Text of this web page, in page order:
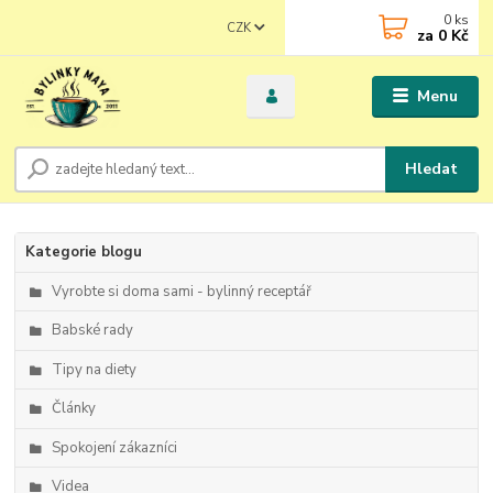
Menu
CZK
Hledat
0 ks
za 0 Kč
Kategorie blogu
Vyrobte si doma sami - bylinný receptář
Babské rady
Tipy na diety
Články
Spokojení zákazníci
Videa